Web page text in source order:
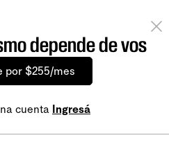
depende de vos
por $255/mes
cuenta Ingresá